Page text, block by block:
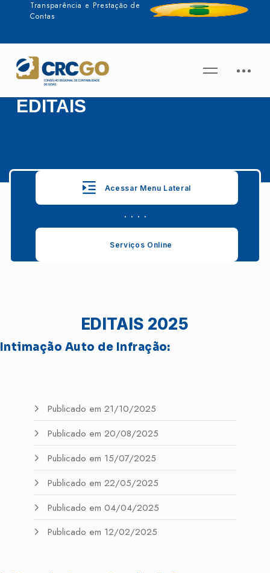
Transparência e Prestação de
Contas
EDITAIS
Acessar Menu Lateral
. . . .
Serviços Online
EDITAIS 2025
Intimação Auto de Infração:
Publicado em 21/10/2025
Publicado em 20/08/2025
Publicado em 15/07/2025
Publicado em 22/05/2025
Publicado em 04/04/2025
Publicado em 12/02/2025